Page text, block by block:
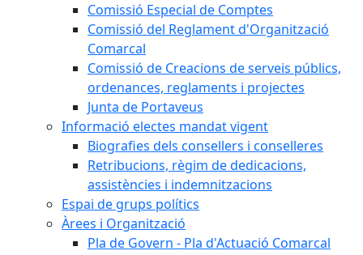
Comissió Especial de Comptes
Comissió del Reglament d'Organització
Comarcal
Comissió de Creacions de serveis públics,
ordenances, reglaments i projectes
Junta de Portaveus
Informació electes mandat vigent
Biografies dels consellers i conselleres
Retribucions, règim de dedicacions,
assistències i indemnitzacions
Espai de grups polítics
Àrees i Organització
Pla de Govern - Pla d'Actuació Comarcal